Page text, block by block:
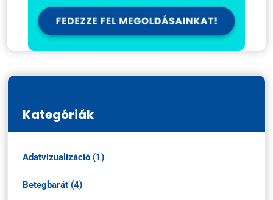
Kategóriák
Adatvizualizáció (1)
Betegbarát (4)